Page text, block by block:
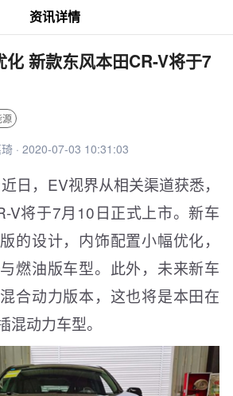
资讯详情
化 新款东风本田CR-V将于7
源
· 2020-07-03 10:31:03
日，EV视界从相关渠道获悉，
V将于7月10日正式上市。新车
的设计，内饰配置小幅优化，
燃油版车型。此外，未来新车
合动力版本，这也将是本田在
混动力车型。